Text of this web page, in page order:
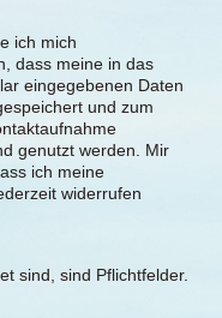
ich mich
dass meine in das
eingegebenen Daten
und zum
genutzt werden. Mir
ich meine
widerrufen
sind, sind Pflichtfelder.